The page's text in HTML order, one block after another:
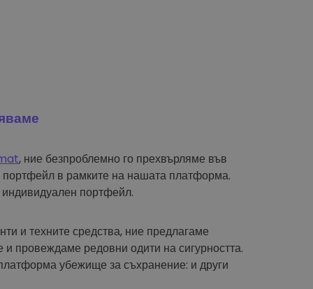
, ние безпроблемно го прехвърляме във
в рамките на нашата платформа.
портфейл.
и техните средства, ние предлагаме
провеждаме редовни одити на сигурността.
убежище за съхранение: и други